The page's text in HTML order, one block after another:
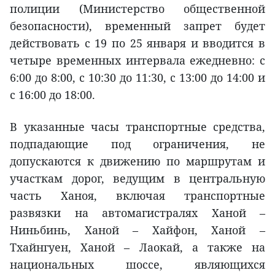
полиции (Министерство общественной
безопасности), временный запрет будет
действовать с 19 по 25 января и вводится в
четыре временных интервала ежедневно: с
6:00 до 8:00, с 10:30 до 11:30, с 13:00 до 14:00 и
с 16:00 до 18:00.
В указанные часы транспортные средства,
подпадающие под ограничения, не
допускаются к движению по маршрутам и
участкам дорог, ведущим в центральную
часть Ханоя, включая транспортные
развязки на автомагистралях Ханой –
Ниньбинь, Ханой – Хайфон, Ханой –
Тхайнгуен, Ханой – Лаокай, а также на
национальных шоссе, являющихся